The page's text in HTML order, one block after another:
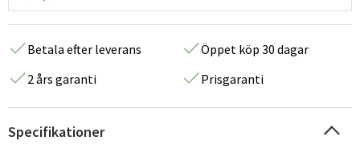
Betala efter leverans
Öppet köp 30 dagar
2 års garanti
Prisgaranti
Specifikationer